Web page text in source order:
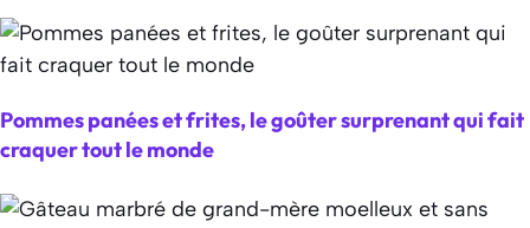
Pommes panées et frites, le goûter surprenant qui fait
craquer tout le monde